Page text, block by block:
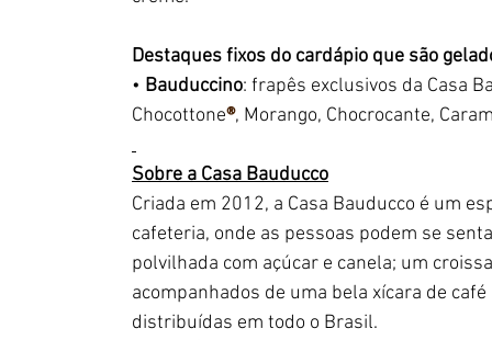
Destaques fixos do cardápio que são
• Bauduccino: frapês exclusivos da Casa
Chocottone®, Morango, Chocrocante,
Sobre a Casa Bauducco
Criada em 2012, a Casa Bauducco é um
cafeteria, onde as pessoas podem se
polvilhada com açúcar e canela; um
acompanhados de uma bela xícara de
distribuídas em todo o Brasil.